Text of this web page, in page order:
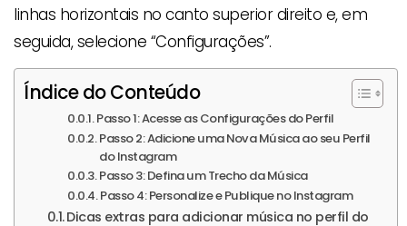
linhas horizontais no canto superior direito e, em
seguida, selecione “Configurações”.
Índice do Conteúdo
Passo 1: Acesse as Configurações do Perfil
Passo 2: Adicione uma Nova Música ao seu Perfil
do Instagram
Passo 3: Defina um Trecho da Música
Passo 4: Personalize e Publique no Instagram
Dicas extras para adicionar música no perfil do